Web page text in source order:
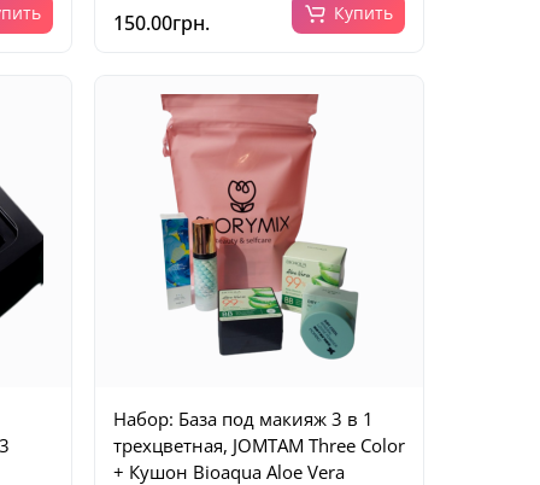
150.00грн. Купить
Набор: База под макияж 3 в 1
трехцветная, JOMTAM Three Color
+ Кушон Bioaqua Aloe Vera